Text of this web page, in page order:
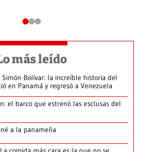
más leído
Bolívar: la increíble historia del
en Panamá y regresó a Venezuela
el barco que estrenó las esclusas del
a la panameña